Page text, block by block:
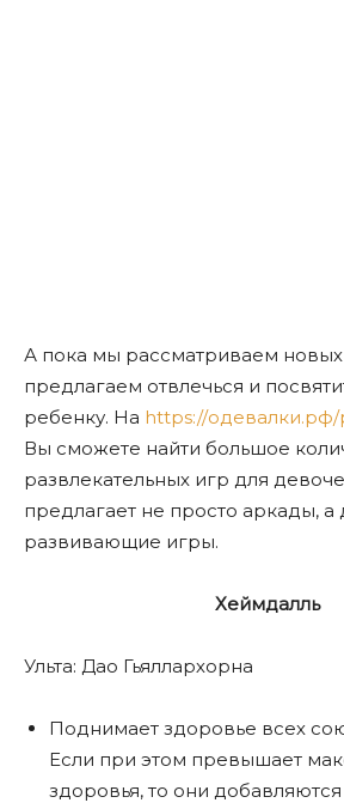
А пока мы рассматриваем
предлагаем отвлечься и
ребенку. На https://одевалки.рф/
Вы сможете найти большое
развлекательных игр для
предлагает не просто аркады, а
развивающие игры.
Хеймдалль
Ульта: Дао Гьяллархорна
Поднимает здоровье всех
Если при этом превышает
здоровья, то они